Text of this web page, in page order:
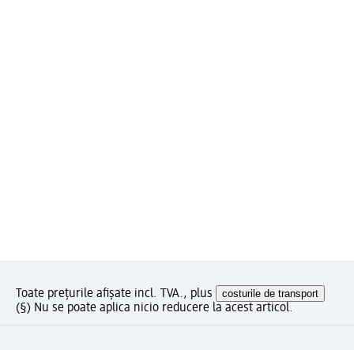
Toate prețurile afișate incl. TVA., plus costurile de transport
(§) Nu se poate aplica nicio reducere la acest articol.